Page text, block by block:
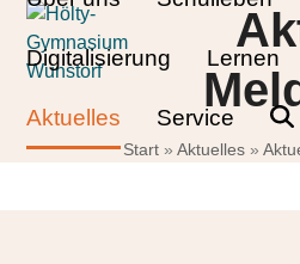
Skip
content
Digitalisierung Lernen
Aktuelles Service
Open
mobile
Close
mobile
Start » Aktuelles »